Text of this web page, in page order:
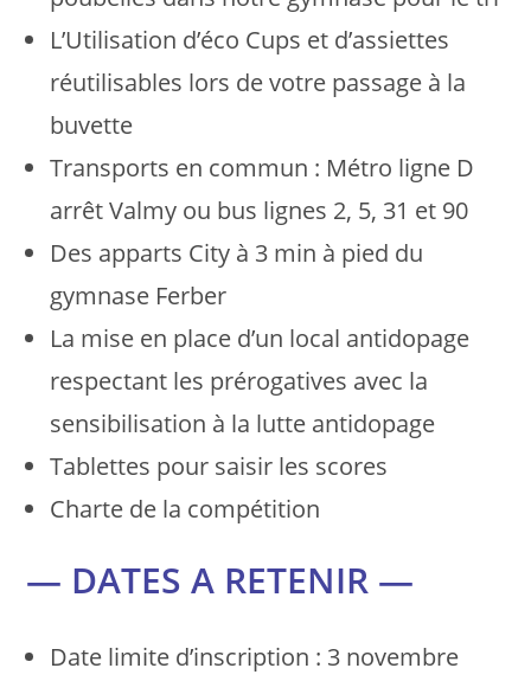
L’Utilisation d’éco Cups et d’assiettes
réutilisables lors de votre passage à la
buvette
Transports en commun : Métro ligne D
arrêt Valmy ou bus lignes 2, 5, 31 et 90
Des apparts City à 3 min à pied du
gymnase Ferber
La mise en place d’un local antidopage
respectant les prérogatives avec la
sensibilisation à la lutte antidopage
Tablettes pour saisir les scores
Charte de la compétition
— DATES A RETENIR —
Date limite d’inscription : 3 novembre